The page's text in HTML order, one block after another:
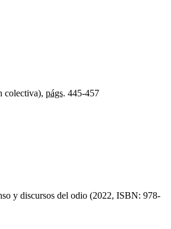
colectiva), págs. 445-457
y discursos del odio (2022, ISBN: 978-